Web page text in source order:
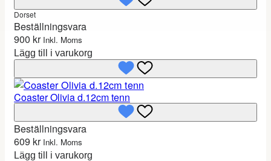
Dorset
Beställningsvara
900 kr Inkl. Moms
Lägg till i varukorg
Coaster Olivia d.12cm tenn
Beställningsvara
609 kr Inkl. Moms
Lägg till i varukorg